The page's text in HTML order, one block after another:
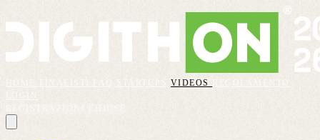
VIDEOS
REGOLAMENTO